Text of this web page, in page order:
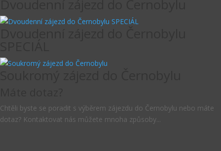
Chtěli byste se poradit s výběrem zájezdu do Černobylu nebo máte
dotaz? Kontaktovat nás můžete mnoha způsoby...